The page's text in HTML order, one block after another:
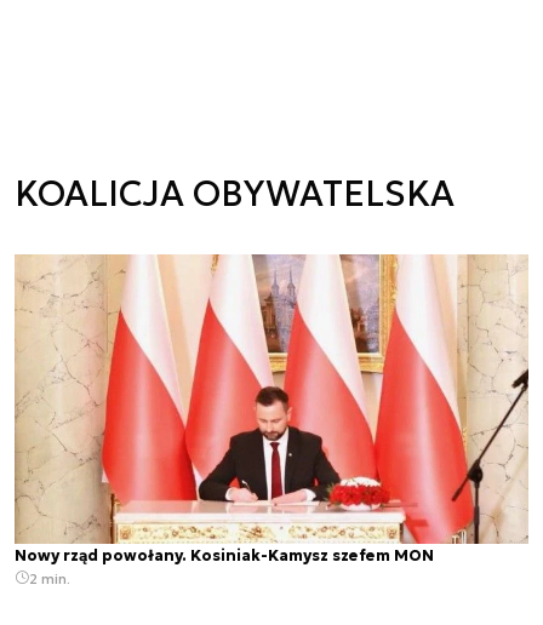
KOALICJA OBYWATELSKA
Nowy rząd powołany. Kosiniak-Kamysz szefem MON
2 min.